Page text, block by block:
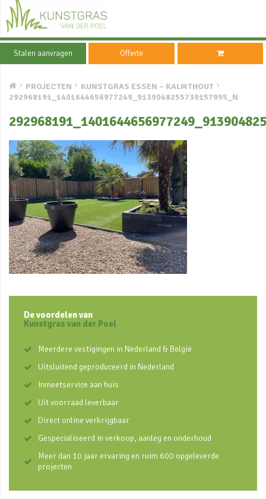
Stalen aanvragen Offerte
PROJECTEN
KUNSTGRAS ESSEN – KALMTHOUT
292968191_1401644656977249_9139048255739157995_N
De voordelen van
Kunstgras van der Poel
Meerdere vestigingen in Nederland & België
Uitsluitend geproduceerd in Nederland
Inmeetservice aan huis
Uit voorraad leverbaar
Direct online verkrijgbaar
Gespecialiseerd in verkoop, aanleg en onderhoud
Meer dan 10 jaar ervaring en ruim 600 opgeleverde
projecten